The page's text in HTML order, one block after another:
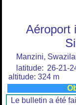
Aéroport
Manzini,
latitude: 26-21-
altitude: 324 m
Le bulletin a été